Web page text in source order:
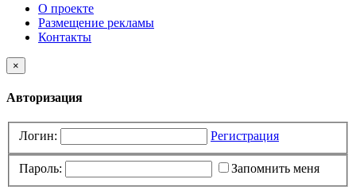
О проекте
Размещение рекламы
Контакты
×
Авторизация
Логин: Регистрация
Пароль: Запомнить меня